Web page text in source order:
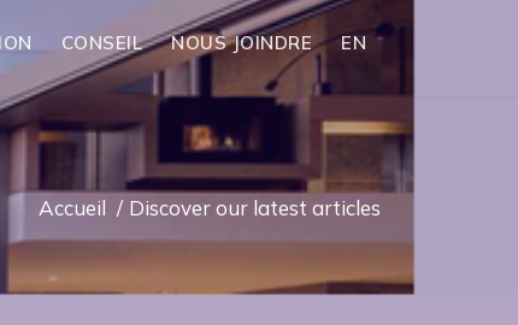
CONSEIL NOUS JOINDRE EN
Accueil / Discover our latest articles